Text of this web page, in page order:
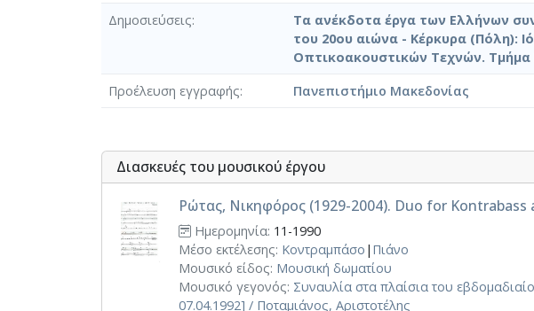
Δημοσιεύσεις
Τα ανέκδοτα έργα των Ελλήνων
του 20ου αιώνα - Κέρκυρα (Πόλη):
Οπτικοακουστικών Τεχνών.
Προέλευση εγγραφής
Πανεπιστήμιο Μακεδονίας
Διασκευές του μουσικού έργου
Ρώτας, Νικηφόρος (1929-2004). Duo for Kontrabass
Ημερομηνία: 11-1990
Μέσο εκτέλεσης: Κοντραμπάσο | Πιάνο
Μουσικό είδος: Μουσική δωματίου
Μουσικό γεγονός: Συναυλία στα πλαίσια του
07.04.1992] / Ποταμιάνος, Αριστοτέλης